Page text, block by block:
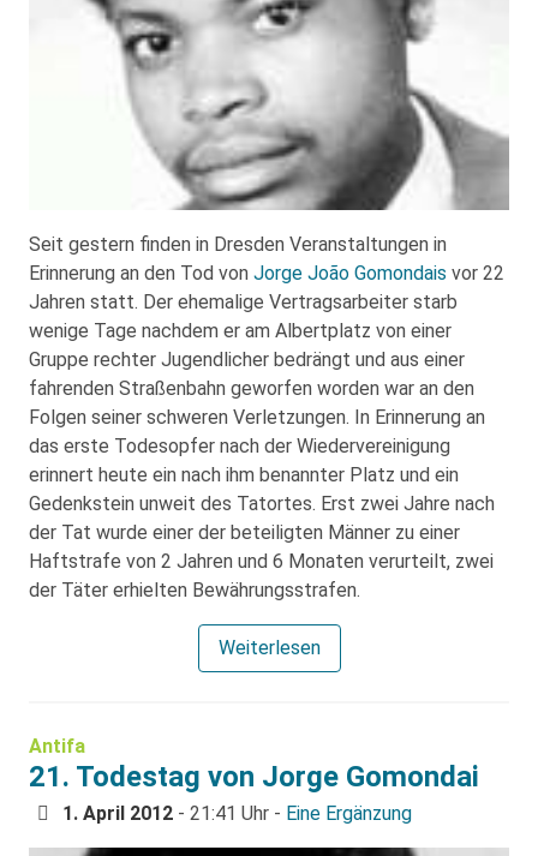
Seit gestern finden in Dresden Veranstaltungen in
Erinnerung an den Tod von Jorge João Gomondais vor 22
Jahren statt. Der ehemalige Vertragsarbeiter starb
wenige Tage nachdem er am Albertplatz von einer
Gruppe rechter Jugendlicher bedrängt und aus einer
fahrenden Straßenbahn geworfen worden war an den
Folgen seiner schweren Verletzungen. In Erinnerung an
das erste Todesopfer nach der Wiedervereinigung
erinnert heute ein nach ihm benannter Platz und ein
Gedenkstein unweit des Tatortes. Erst zwei Jahre nach
der Tat wurde einer der beteiligten Männer zu einer
Haftstrafe von 2 Jahren und 6 Monaten verurteilt, zwei
der Täter erhielten Bewährungsstrafen.
Weiterlesen
Antifa
21. Todestag von Jorge Gomondai
1. April 2012 - 21:41 Uhr - Eine Ergänzung